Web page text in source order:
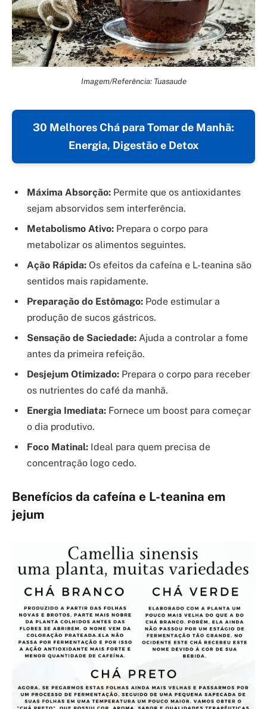
Imagem/Referência: Tuasaude
30 Melhores Chá para Tomar de Manhã:
Energia, Digestão e Detox
Máxima Absorção: Permite que os antioxidantes
sejam absorvidos sem interferência.
Metabolismo Ativo: Prepara o corpo para
metabolizar os alimentos seguintes.
Ação Rápida: Os efeitos da cafeína e L-teanina são
sentidos mais rapidamente.
Preparação do Estômago: Pode estimular a
produção de sucos gástricos.
Sensação de Saciedade: Ajuda a controlar a fome
antes da primeira refeição.
Desjejum Otimizado: Prepara o corpo para receber
os nutrientes do café da manhã.
Energia Imediata: Fornece um boost para começar
o dia produtivo.
Foco Matinal: Ideal para quem precisa de
concentração logo cedo.
Benefícios da cafeína e L-teanina em
jejum